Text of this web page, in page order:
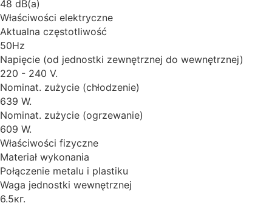
48 dB(a)
Właściwości elektryczne
Aktualna częstotliwość
50Hz
Napięcie (od jednostki zewnętrznej do wewnętrznej)
220 - 240 V.
Nominat. zużycie (chłodzenie)
639 W.
Nominat. zużycie (ogrzewanie)
609 W.
Właściwości fizyczne
Materiał wykonania
Połączenie metalu i plastiku
Waga jednostki wewnętrznej
6.5кг.